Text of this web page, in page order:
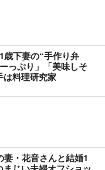
歳下妻の“手作り弁
っぷり」「美味しそ
料理研究家
妻・花音さんと結婚1